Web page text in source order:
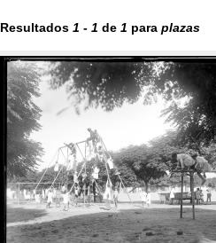
Resultados 1 - 1 de 1 para plazas